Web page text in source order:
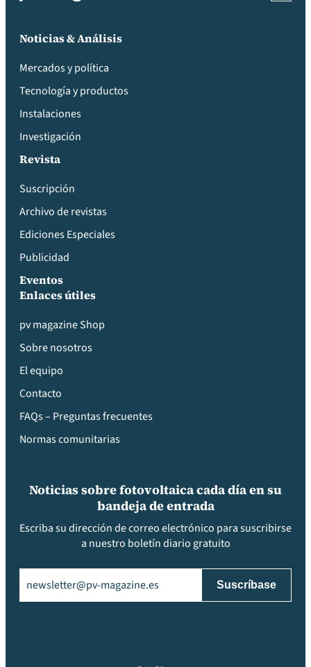
Noticias & Análisis
Mercados y política
Tecnología y productos
Instalaciones
Investigación
Revista
Suscripción
Archivo de revistas
Ediciones Especiales
Publicidad
Eventos
Enlaces útiles
pv magazine Shop
Sobre nosotros
El equipo
Contacto
FAQs – Preguntas frecuentes
Normas comunitarias
Noticias sobre fotovoltaica cada día en su
bandeja de entrada
Escriba su dirección de correo electrónico para suscribirse
a nuestro boletín diario gratuito